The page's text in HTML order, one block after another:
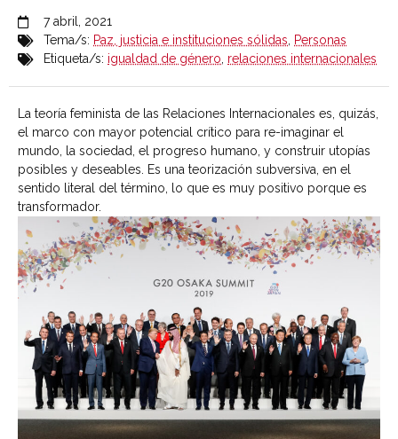
7 abril, 2021
Tema/s: Paz, justicia e instituciones sólidas, Personas
Etiqueta/s: igualdad de género, relaciones internacionales
La teoría feminista de las Relaciones Internacionales es, quizás,
el marco con mayor potencial crítico para re-imaginar el
mundo, la sociedad, el progreso humano, y construir utopías
posibles y deseables. Es una teorización subversiva, en el
sentido literal del término, lo que es muy positivo porque es
transformador.